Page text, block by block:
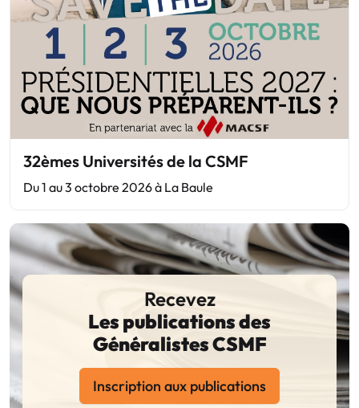
32èmes Universités de la CSMF
Du 1 au 3 octobre 2026 à La Baule
Recevez
Les publications des
Généralistes CSMF
Inscription aux publications